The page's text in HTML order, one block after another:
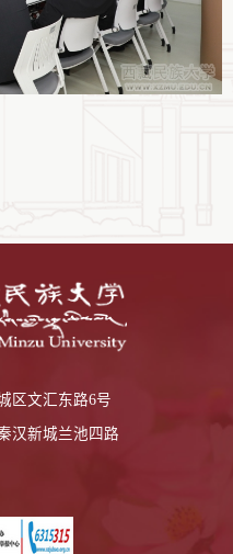
区文汇东路6号
汉新城兰池四路